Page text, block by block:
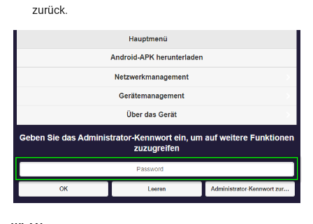
zurück.